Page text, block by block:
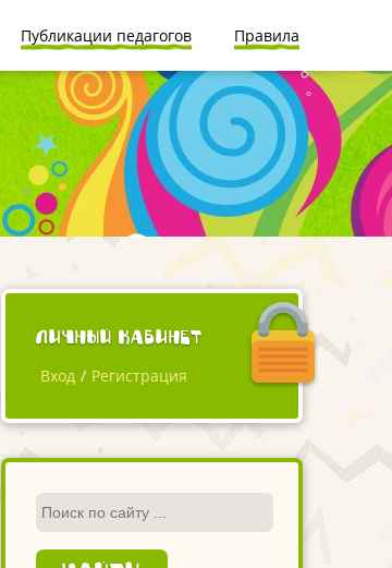
Публикации педагогов Правила
Личный кабинет
Вход / Регистрация